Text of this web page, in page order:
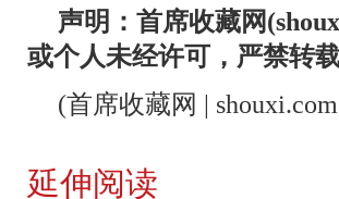
声明：首席收藏网
或个人未经许可，严禁转载
(首席收藏网 |
延伸阅读